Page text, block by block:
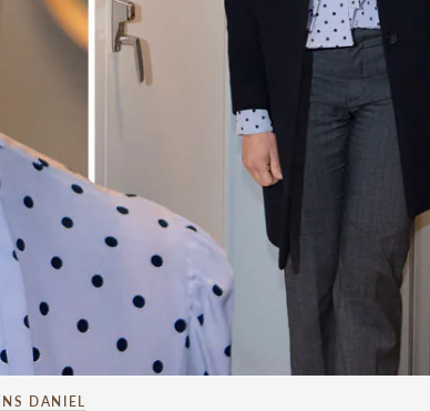
DANIEL